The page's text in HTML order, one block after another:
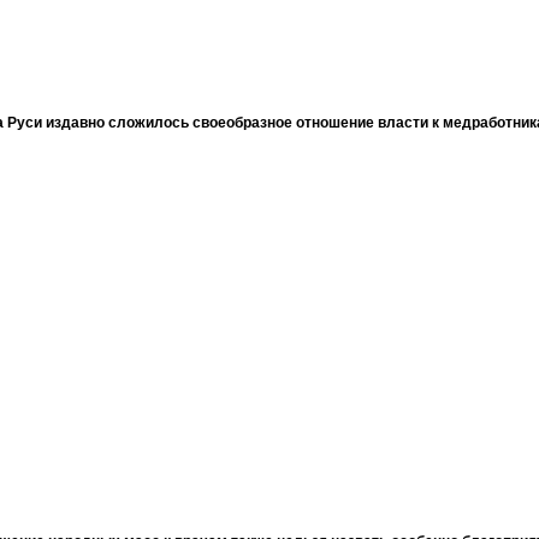
Руси издавно сложилось своеобразное отношение власти к